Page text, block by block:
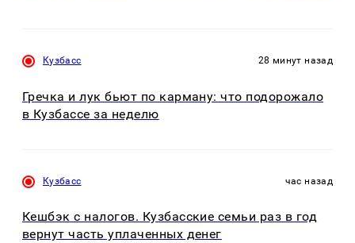
Кузбасс 28 минут назад
Гречка и лук бьют по карману: что подорожало
в Кузбассе за неделю
Кузбасс час назад
Кешбэк с налогов. Кузбасские семьи раз в год
вернут часть уплаченных денег